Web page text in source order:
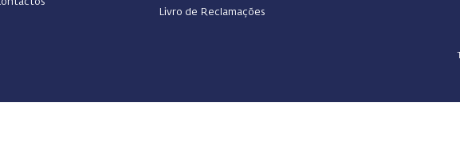
Livro de Reclamações